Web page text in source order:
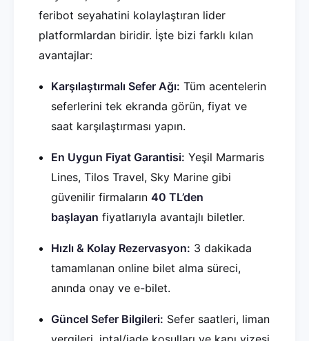
feribot seyahatini kolaylaştıran lider
platformlardan biridir. İşte bizi farklı kılan
avantajlar:
Karşılaştırmalı Sefer Ağı: Tüm acentelerin
seferlerini tek ekranda görün, fiyat ve
saat karşılaştırması yapın.
En Uygun Fiyat Garantisi: Yeşil Marmaris
Lines, Tilos Travel, Sky Marine gibi
güvenilir firmaların 40 TL’den
başlayan fiyatlarıyla avantajlı biletler.
Hızlı & Kolay Rezervasyon: 3 dakikada
tamamlanan online bilet alma süreci,
anında onay ve e-bilet.
Güncel Sefer Bilgileri: Sefer saatleri, liman